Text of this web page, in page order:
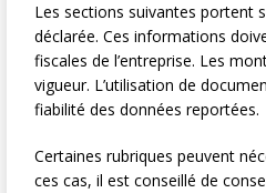
Les sections suivantes portent
déclarée. Ces informations
fiscales de l’entreprise. Les
vigueur. L’utilisation de
fiabilité des données reportées.
Certaines rubriques peuvent
ces cas, il est conseillé de